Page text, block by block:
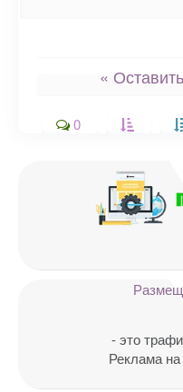
«
Ваш адрес
опубликован.
0
- это
Реклама